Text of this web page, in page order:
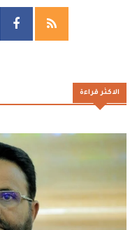
الاكثر قراءة